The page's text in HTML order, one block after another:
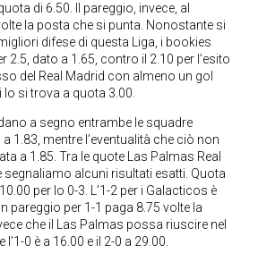
di 6.50. Il pareggio, invece, al
la posta che si punta. Nonostante si
difese di questa Liga, i bookies
2.5, dato a 1.65, contro il 2.10 per l’esito
del Real Madrid con almeno un gol
lo si trova a quota 3.00.
a segno entrambe le squadre
1.83, mentre l’eventualità che ciò non
a 1.85. Tra le quote Las Palmas Real
segnaliamo alcuni risultati esatti. Quota
per lo 0-3. L’1-2 per i Galacticos è
pareggio per 1-1 paga 8.75 volte la
che il Las Palmas possa riuscire nel
0 è a 16.00 e il 2-0 a 29.00.